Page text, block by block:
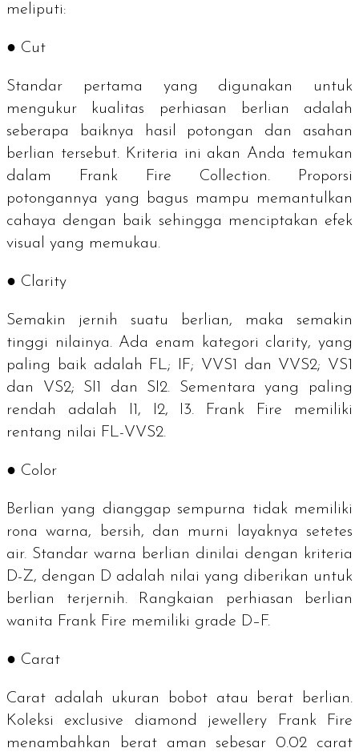
meliputi:
● Cut
Standar pertama yang digunakan untuk
mengukur kualitas perhiasan berlian adalah
seberapa baiknya hasil potongan dan asahan
berlian tersebut. Kriteria ini akan Anda temukan
dalam Frank Fire Collection. Proporsi
potongannya yang bagus mampu memantulkan
cahaya dengan baik sehingga menciptakan efek
visual yang memukau.
● Clarity
Semakin jernih suatu berlian, maka semakin
tinggi nilainya. Ada enam kategori clarity, yang
paling baik adalah FL; IF; VVS1 dan VVS2; VS1
dan VS2; SI1 dan SI2. Sementara yang paling
rendah adalah I1, I2, I3. Frank Fire memiliki
rentang nilai FL-VVS2.
● Color
Berlian yang dianggap sempurna tidak memiliki
rona warna, bersih, dan murni layaknya setetes
air. Standar warna berlian dinilai dengan kriteria
D-Z, dengan D adalah nilai yang diberikan untuk
berlian terjernih. Rangkaian perhiasan berlian
wanita Frank Fire memiliki grade D–F.
● Carat
Carat adalah ukuran bobot atau berat berlian.
Koleksi exclusive diamond jewellery Frank Fire
menambahkan berat aman sebesar 0.02 carat